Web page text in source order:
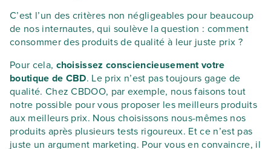
C’est l’un des critères non négligeables pour beaucoup
de nos internautes, qui soulève la question : comment
consommer des produits de qualité à leur juste prix ?
Pour cela, choisissez consciencieusement votre
boutique de CBD. Le prix n’est pas toujours gage de
qualité. Chez CBDOO, par exemple, nous faisons tout
notre possible pour vous proposer les meilleurs produits
aux meilleurs prix. Nous choisissons nous-mêmes nos
produits après plusieurs tests rigoureux. Et ce n’est pas
juste un argument marketing. Pour vous en convaincre, il